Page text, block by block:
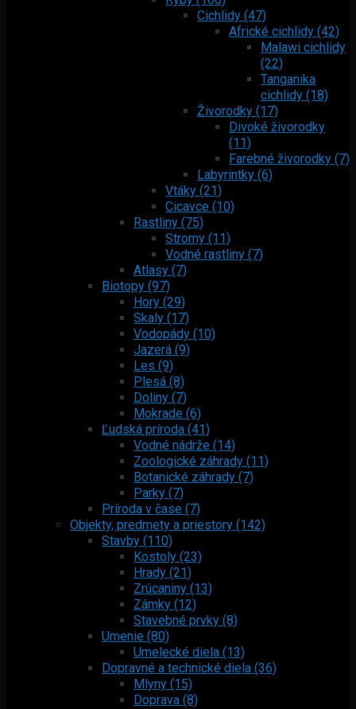
Cichlidy (47)
Africké cichlidy (42)
Malawi cichlidy
(22)
Tanganika
cichlidy (18)
Živorodky (17)
Divoké živorodky
(11)
Farebné živorodky (7)
Labyrintky (6)
Vtáky (21)
Cicavce (10)
Rastliny (75)
Stromy (11)
Vodné rastliny (7)
Atlasy (7)
Biotopy (97)
Hory (29)
Skaly (17)
Vodopády (10)
Jazerá (9)
Les (9)
Plesá (8)
Doliny (7)
Mokrade (6)
Ľudská príroda (41)
Vodné nádrže (14)
Zoologické záhrady (11)
Botanické záhrady (7)
Parky (7)
Príroda v čase (7)
Objekty, predmety a priestory (142)
Stavby (110)
Kostoly (23)
Hrady (21)
Zrúcaniny (13)
Zámky (12)
Stavebné prvky (8)
Umenie (80)
Umelecké diela (13)
Dopravné a technické diela (36)
Mlyny (15)
Doprava (8)